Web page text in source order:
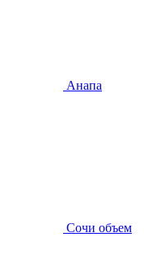
Анапа
Сочи объем